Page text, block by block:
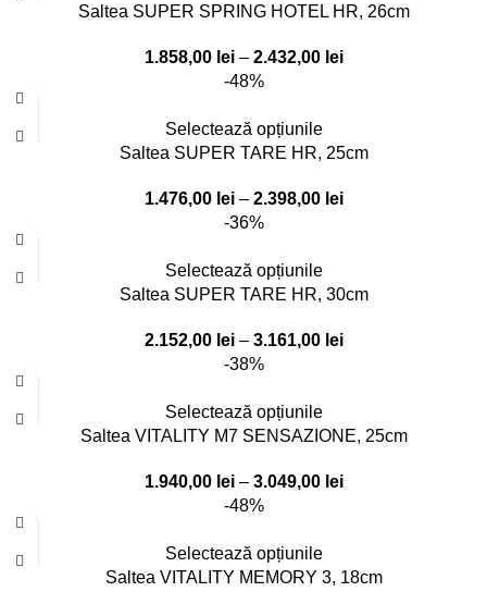
Saltea SUPER SPRING HOTEL HR, 26cm
1.858,00 lei – 2.432,00 lei
-48%
Selectează opțiunile
Saltea SUPER TARE HR, 25cm
1.476,00 lei – 2.398,00 lei
-36%
Selectează opțiunile
Saltea SUPER TARE HR, 30cm
2.152,00 lei – 3.161,00 lei
-38%
Selectează opțiunile
Saltea VITALITY M7 SENSAZIONE, 25cm
1.940,00 lei – 3.049,00 lei
-48%
Selectează opțiunile
Saltea VITALITY MEMORY 3, 18cm